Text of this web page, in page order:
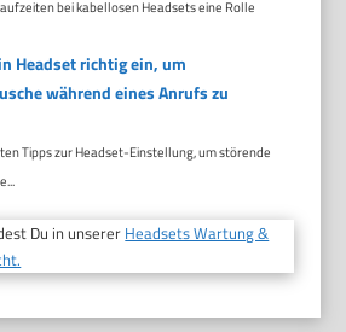
bei kabellosen Headsets eine Rolle
Headset richtig ein, um
während eines Anrufs zu
Tipps zur Headset-Einstellung, um störende
Du in unserer Headsets Wartung &